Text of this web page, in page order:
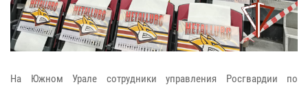
На Южном Урале сотрудники управления Росгвардии по